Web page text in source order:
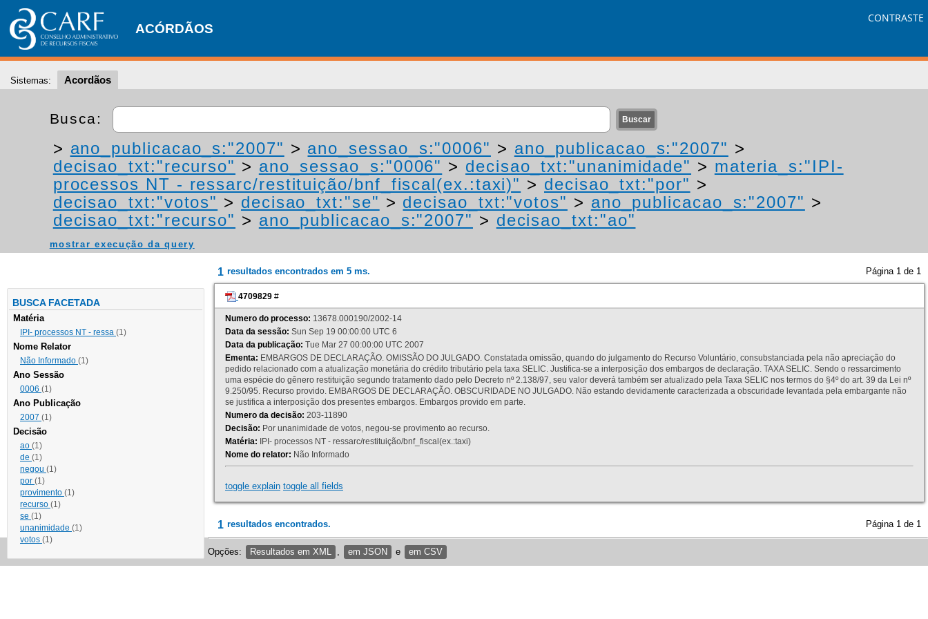
ACÓRDÃOS
CONTRASTE
Sistemas: Acordãos
Busca:
> ano_publicacao_s:"2007" > ano_sessao_s:"0006" > ano_publicacao_s:"2007" >
decisao_txt:"recurso" > ano_sessao_s:"0006" > decisao_txt:"unanimidade" > materia_s:"IPI-
processos NT - ressarc/restituição/bnf_fiscal(ex.:taxi)" > decisao_txt:"por" >
decisao_txt:"votos" > decisao_txt:"se" > decisao_txt:"votos" > ano_publicacao_s:"2007" >
decisao_txt:"recurso" > ano_publicacao_s:"2007" > decisao_txt:"ao"
mostrar execução da query
BUSCA FACETADA
Matéria
IPI- processos NT - ressa (1)
Nome Relator
Não Informado (1)
Ano Sessão
0006 (1)
Ano Publicação
2007 (1)
Decisão
ao (1)
de (1)
negou (1)
por (1)
provimento (1)
recurso (1)
se (1)
unanimidade (1)
votos (1)
1 resultados encontrados em 5 ms. Página 1 de 1
4709829 #
Numero do processo: 13678.000190/2002-14
Data da sessão: Sun Sep 19 00:00:00 UTC 6
Data da publicação: Tue Mar 27 00:00:00 UTC 2007
Ementa: EMBARGOS DE DECLARAÇÃO. OMISSÃO DO JULGADO. Constatada omissão, quando do julgamento do Recurso Voluntário, consubstanciada pela não apreciação do
pedido relacionado com a atualização monetária do crédito tributário pela taxa SELIC. Justifica-se a interposição dos embargos de declaração. TAXA SELIC. Sendo o ressarcimento
uma espécie do gênero restituição segundo tratamento dado pelo Decreto nº 2.138/97, seu valor deverá também ser atualizado pela Taxa SELIC nos termos do §4º do art. 39 da Lei nº
9.250/95. Recurso provido. EMBARGOS DE DECLARAÇÃO. OBSCURIDADE NO JULGADO. Não estando devidamente caracterizada a obscuridade levantada pela embargante não
se justifica a interposição dos presentes embargos. Embargos provido em parte.
Numero da decisão: 203-11890
Decisão: Por unanimidade de votos, negou-se provimento ao recurso.
Matéria: IPI- processos NT - ressarc/restituição/bnf_fiscal(ex.:taxi)
Nome do relator: Não Informado
toggle explain toggle all fields
1 resultados encontrados. Página 1 de 1
Opções: Resultados em XML em JSON e em CSV